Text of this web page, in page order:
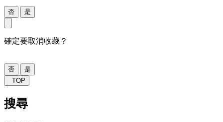
否 是
確定要取消收藏？
否
是
TOP
搜尋